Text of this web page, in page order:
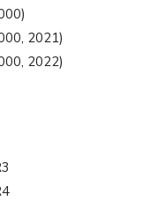
2021)
2022)